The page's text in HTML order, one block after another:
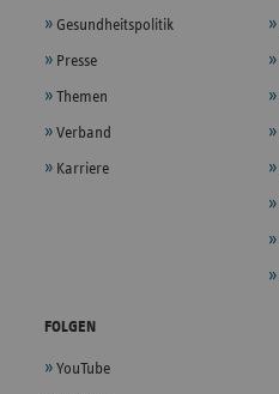
Gesundheitspolitik
Presse
Themen
Verband
Karriere
FOLGEN
YouTube